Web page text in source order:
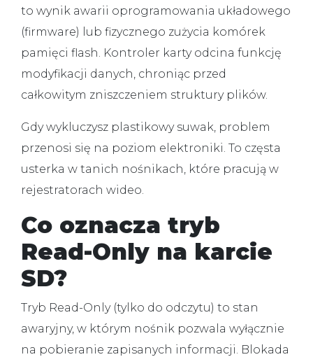
to wynik awarii oprogramowania układowego
(firmware) lub fizycznego zużycia komórek
pamięci flash. Kontroler karty odcina funkcję
modyfikacji danych, chroniąc przed
całkowitym zniszczeniem struktury plików.
Gdy wykluczysz plastikowy suwak, problem
przenosi się na poziom elektroniki. To częsta
usterka w tanich nośnikach, które pracują w
rejestratorach wideo.
Co oznacza tryb
Read-Only na karcie
SD?
Tryb Read-Only (tylko do odczytu) to stan
awaryjny, w którym nośnik pozwala wyłącznie
na pobieranie zapisanych informacji. Blokada